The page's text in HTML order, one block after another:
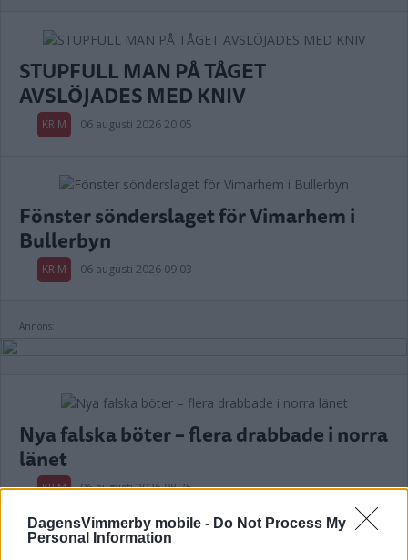
DagensVimmerby mobile - Do Not Process My
Personal Information
STUPFULL MAN PÅ TÅGET
AVSLÖJADES MED KNIV
KRIM 06 augusti 2026 20.05
Fönster sönderslaget för Vimarhem i
Bullerbyn
KRIM 06 augusti 2026 09.03
Annons:
Nya falska böter – flera drabbade i norra
länet
KRIM 06 augusti 2026 08.35